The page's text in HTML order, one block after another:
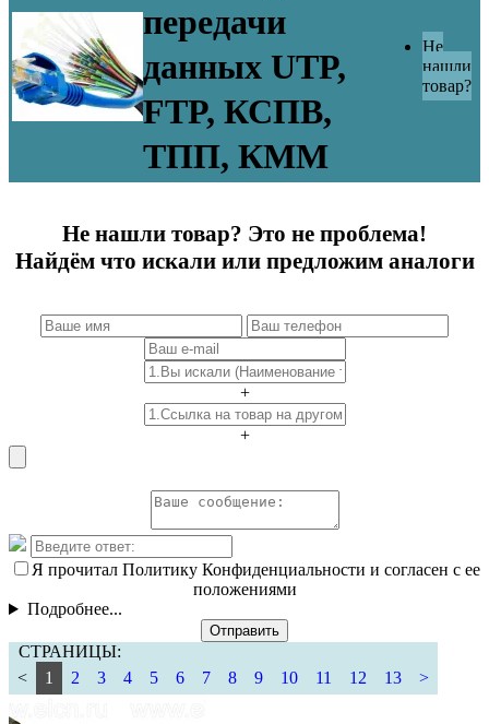
передачи
данных UTP,
FTP, КСПВ,
ТПП, КММ
Не
нашли
товар?
Не нашли товар? Это не проблема!
Найдём что искали или предложим аналоги
+
+
Я прочитал Политику Конфиденциальности и согласен с ее
положениями
Подробнее...
Отправить
СТРАНИЦЫ:
<
1 2 3 4 5 6 7 8 9 10 11 12 13 >